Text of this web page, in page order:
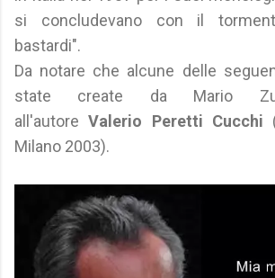
si concludevano con il
bastardi".
Da notare che alcune delle
state create da Mario
all'autoreValerio Peretti Cucchi
Milano 2003).